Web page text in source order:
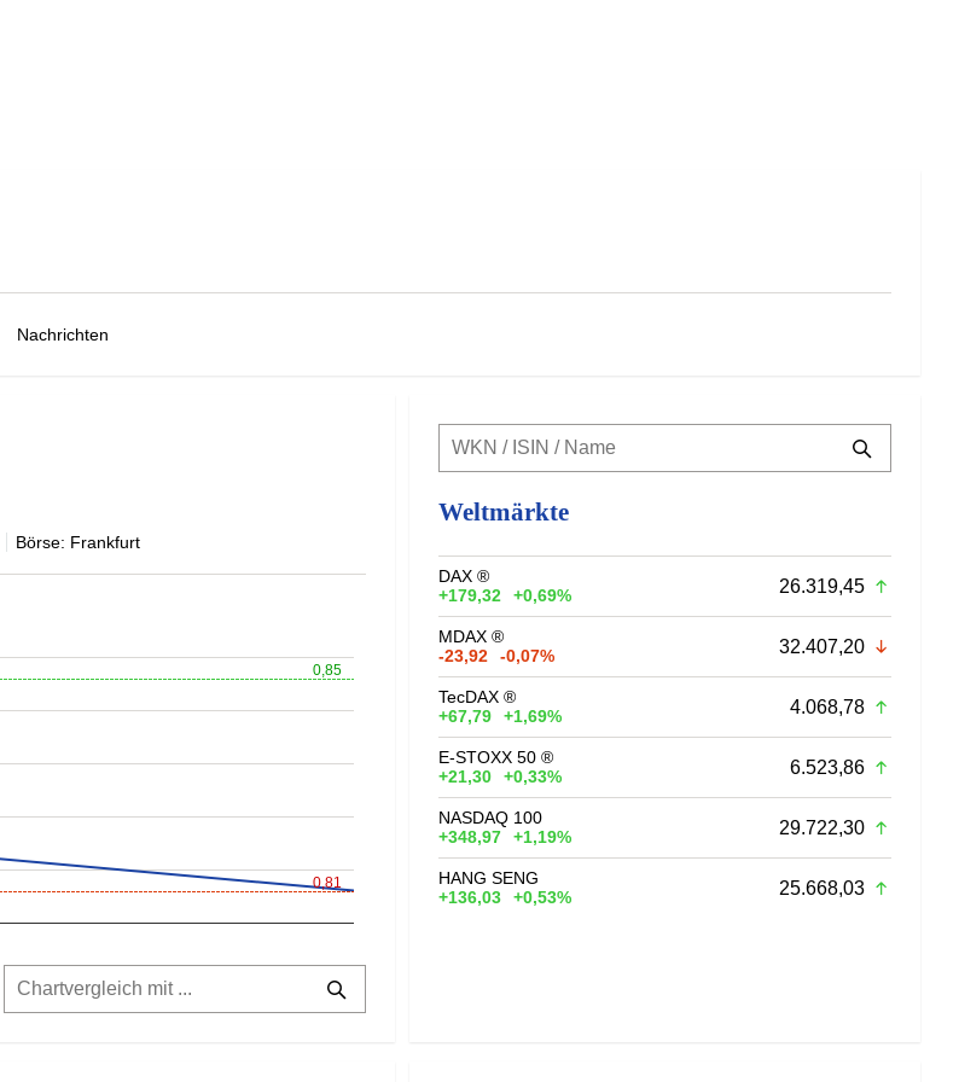
Nachrichten
Börse: Frankfurt
0,85
0,81
Weltmärkte
DAX ®
+179,32
+0,69% 26.319,45
MDAX ®
-23,92
-0,07% 32.407,20
TecDAX ®
+67,79
+1,69% 4.068,78
E-STOXX 50 ®
+21,30
+0,33% 6.523,86
NASDAQ 100
+348,97
+1,19% 29.722,30
HANG SENG
+136,03
+0,53% 25.668,03